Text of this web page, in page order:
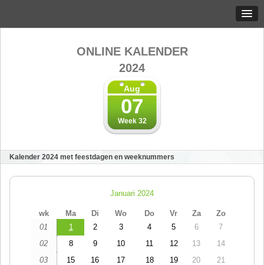
ONLINE KALENDER
2024
Aug
07
Week 32
Kalender 2024 met feestdagen en weeknummers
Januari 2024
wk Ma Di Wo Do Vr Za
Zo
01
1 2 3 4 5 6
7
02
8 9 10 11 12 13
14
03
15 16 17 18 19 20
21